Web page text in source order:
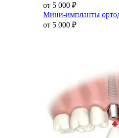
от 5 000 ₽
Мини-импланты
от 5 000 ₽